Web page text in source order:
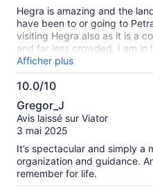
Hegra is amazing and the
have been to or going to
visiting Hegra also as it is a
and far less crowded. I am in
Resort nestled in the desert
formations.
Afficher plus
10.0/10
10.0
sur
10
Gregor_J
Avis laissé sur Viator
3 mai 2025
It’s spectacular and simply a
organization and guidance.
remember for life.